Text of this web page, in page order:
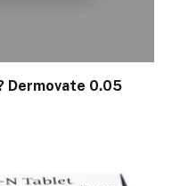
Dermovate 0.05